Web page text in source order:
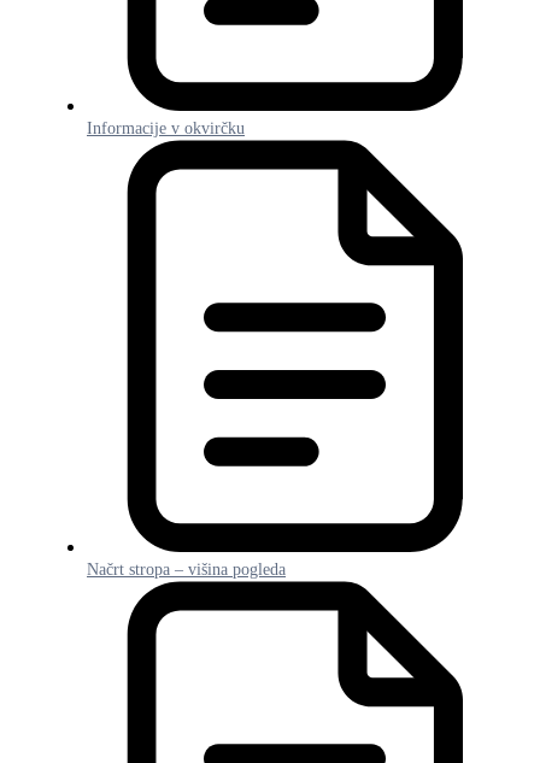
Informacije v okvirčku
Načrt stropa – višina pogleda